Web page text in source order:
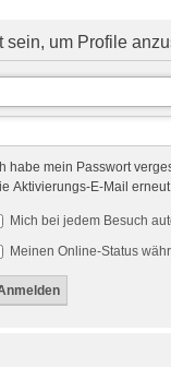
sein, um Profile
habe mein Passwort
Aktivierungs-E-Mail
Mich bei jedem Besuch
Meinen Online-Status